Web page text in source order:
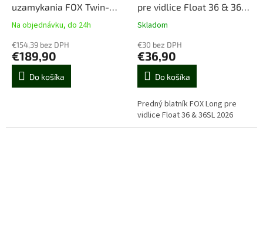
uzamykania FOX Twin-
Stick
Na objednávku, do 24h
€154,39 bez DPH
€189,90
Do košíka
pre vidlice Float 36 & 36SL
2026
Skladom
€30 bez DPH
€36,90
Do košíka
Predný blatník FOX Long pre
vidlice Float 36 & 36SL 2026